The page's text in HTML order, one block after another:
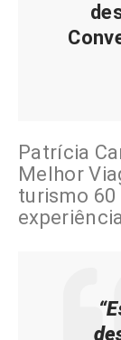
Patrícia
Melhor
turismo